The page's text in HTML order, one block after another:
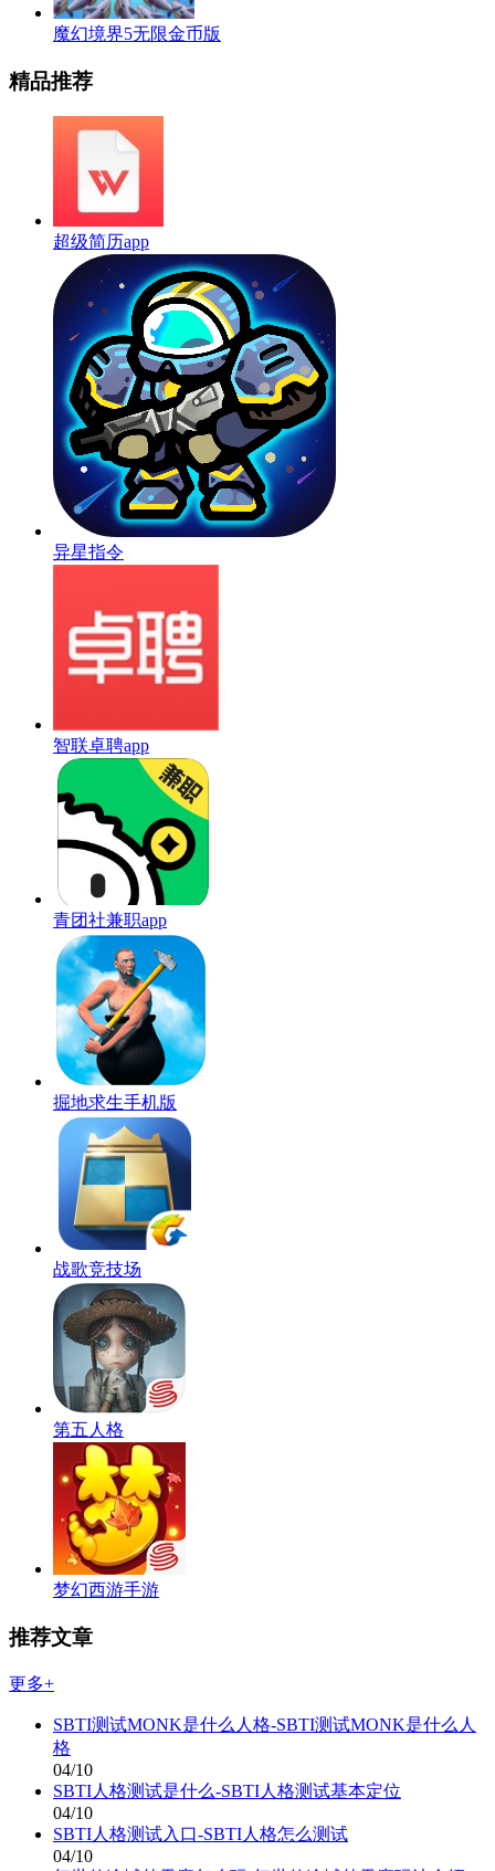
魔幻境界5无限金币版
精品推荐
超级简历app
异星指令
智联卓聘app
青团社兼职app
掘地求生手机版
战歌竞技场
第五人格
梦幻西游手游
推荐文章
更多+
SBTI测试MONK是什么人格-SBTI测试MONK是什么人
格
04/10
SBTI人格测试是什么-SBTI人格测试基本定位
04/10
SBTI人格测试入口-SBTI人格怎么测试
04/10